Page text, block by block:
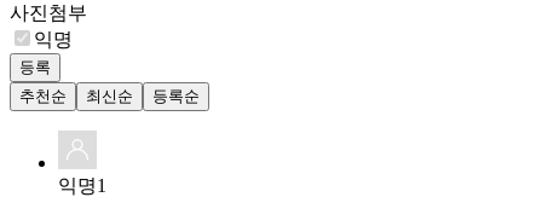
사진첨부
익명
등록
추천순
최신순 등록순
익명1